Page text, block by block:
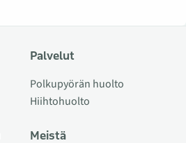
Palvelut
Polkupyörän huolto
Hiihtohuolto
Meistä